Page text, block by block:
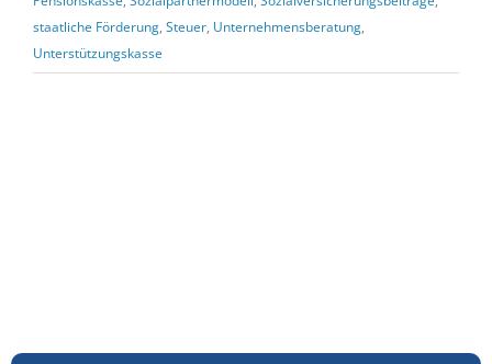
staatliche Förderung, Steuer, Unternehmensberatung,
Unterstützungskasse